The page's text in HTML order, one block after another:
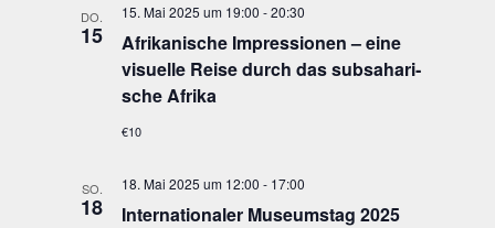
DO.
15
Afri­ka­ni­sche Impres­sio­nen – eine
visu­el­le Rei­se durch das sub­sa­ha­ri­
sche Afrika
15. Mai 2025 um 19:00 -20:30
€10
SO.
18 Inter­na­tio­na­ler Muse­ums­tag 2025
18. Mai 2025 um 12:00 - 17:00